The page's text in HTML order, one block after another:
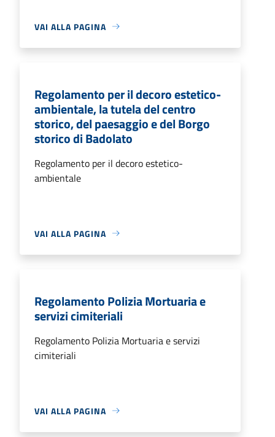
VAI ALLA PAGINA
Regolamento per il decoro estetico-
ambientale, la tutela del centro
storico, del paesaggio e del Borgo
storico di Badolato
Regolamento per il decoro estetico-
ambientale
VAI ALLA PAGINA
Regolamento Polizia Mortuaria e
servizi cimiteriali
Regolamento Polizia Mortuaria e servizi
cimiteriali
VAI ALLA PAGINA